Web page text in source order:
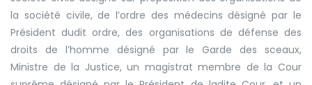
la société civile, de l’ordre des médecins désigné par le
Président dudit ordre, des organisations de défense des
droits de l’homme désigné par le Garde des sceaux,
Ministre de la Justice, un magistrat membre de la Cour